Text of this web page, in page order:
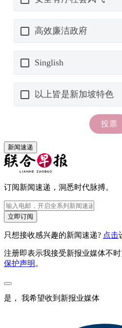
新闻速递
订阅新闻速递，洞悉时代脉搏。
立即订阅
只想接收感兴趣的新闻速递? 点击
注册即表示我接受新报业媒体不
保护声明 。
是， 我希望收到新报业媒体